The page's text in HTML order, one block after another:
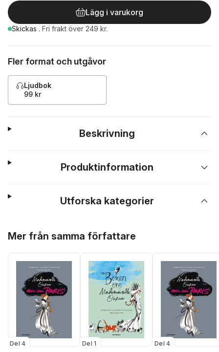
Lägg i varukorg
Skickas . Fri frakt över 249 kr.
Fler format och utgåvor
Ljudbok
99 kr
Beskrivning
Produktinformation
Utforska kategorier
Mer från samma författare
Del 4 Del 1 Del 4